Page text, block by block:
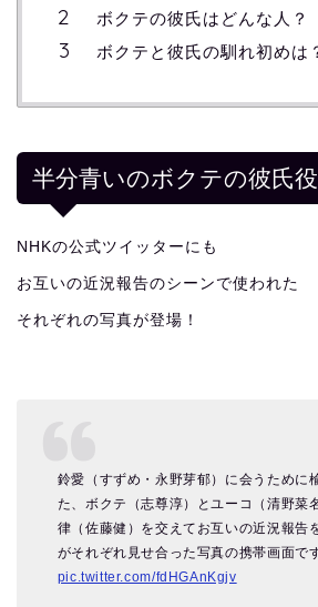
ボクテの彼氏はどんな人？
ボクテと彼氏の馴れ初めは
半分青いのボクテの彼氏
NHKの公式ツイッターにも
お互いの近況報告のシーンで使われた
それぞれの写真が登場！
鈴愛（すずめ・永野芽郁）に会うために
た、ボクテ（志尊淳）とユーコ（清野菜
律（佐藤健）を交えてお互いの近況報告
がそれぞれ見せ合った写真の携帯画面で
pic.twitter.com/fdHGAnKgjv